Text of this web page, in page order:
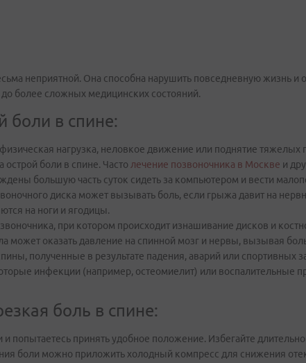
неприятной. Она способна нарушить повседневную жизнь и
более сложных медицинских состояний.
боли в спине:
нагрузка, неловкое движение или поднятие
острой боли в спине. Часто лечение позвоночника в Москве и
большую часть суток сидеть за компьютером и вести
диска может вызывать боль, если грыжа давит на
на ноги и ягодицы.
при котором происходит изнашивание дисков и
может оказать давление на спинной мозг и нервы, вызывая
полученные в результате падения, аварий или спортивных
инфекции (например, остеомиелит) или воспалительные
боль в спине:
попытаетесь принять удобное положение. Избегайте
боли можно приложить холодный компресс для снижения